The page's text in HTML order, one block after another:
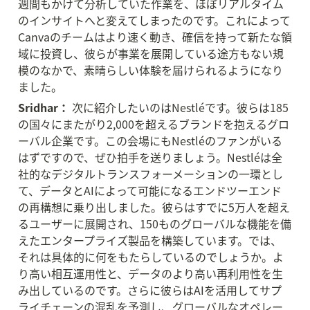
週間もかけて分析していた作業を、ほぼリアルタイム
のインサイトへと変えてしまったのです。これによって
Canvaのチームはより速く動き、確信を持って新たな領
域に投資し、彼らが事業を展開している途方もない規
模のなかで、素晴らしい体験を届けられるようになり
ました。
Sridhar： 次に紹介したいのはNestléです。彼らは185
の国々にまたがり2,000を超えるブランドを抱えるグロ
ーバル企業です。この会場にもNestléのファンがいる
はずですので、ぜひ拍手を送りましょう。Nestléは全
社的なデジタルトランスフォーメーションの一環とし
て、データとAIによって可能になるエンドツーエンド
の再構想に乗り出しました。彼らはすでに5万人を超え
るユーザーに展開され、150ものグローバルな機能を備
えたエンタープライズ製品を構築しています。では、
それは具体的に何をもたらしているのでしょうか。よ
り高い相互運用性と、データのより高い再利用性を生
み出しているのです。さらに彼らはAIを活用してサプ
ライチェーンの混乱を予測し、グローバルなオペレー